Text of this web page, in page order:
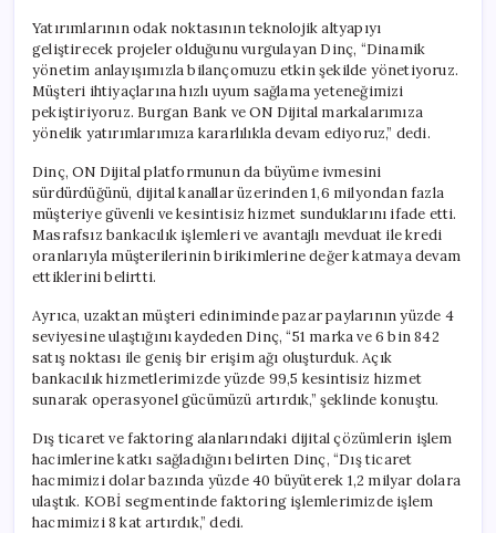
Yatırımlarının odak noktasının teknolojik altyapıyı
geliştirecek projeler olduğunu vurgulayan Dinç, “Dinamik
yönetim anlayışımızla bilançomuzu etkin şekilde yönetiyoruz.
Müşteri ihtiyaçlarına hızlı uyum sağlama yeteneğimizi
pekiştiriyoruz. Burgan Bank ve ON Dijital markalarımıza
yönelik yatırımlarımıza kararlılıkla devam ediyoruz,” dedi.
Dinç, ON Dijital platformunun da büyüme ivmesini
sürdürdüğünü, dijital kanallar üzerinden 1,6 milyondan fazla
müşteriye güvenli ve kesintisiz hizmet sunduklarını ifade etti.
Masrafsız bankacılık işlemleri ve avantajlı mevduat ile kredi
oranlarıyla müşterilerinin birikimlerine değer katmaya devam
ettiklerini belirtti.
Ayrıca, uzaktan müşteri ediniminde pazar paylarının yüzde 4
seviyesine ulaştığını kaydeden Dinç, “51 marka ve 6 bin 842
satış noktası ile geniş bir erişim ağı oluşturduk. Açık
bankacılık hizmetlerimizde yüzde 99,5 kesintisiz hizmet
sunarak operasyonel gücümüzü artırdık,” şeklinde konuştu.
Dış ticaret ve faktoring alanlarındaki dijital çözümlerin işlem
hacimlerine katkı sağladığını belirten Dinç, “Dış ticaret
hacmimizi dolar bazında yüzde 40 büyüterek 1,2 milyar dolara
ulaştık. KOBİ segmentinde faktoring işlemlerimizde işlem
hacmimizi 8 kat artırdık,” dedi.